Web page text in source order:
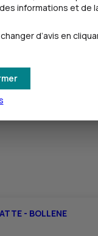
- BOLLENE
informations et de
d’avis en